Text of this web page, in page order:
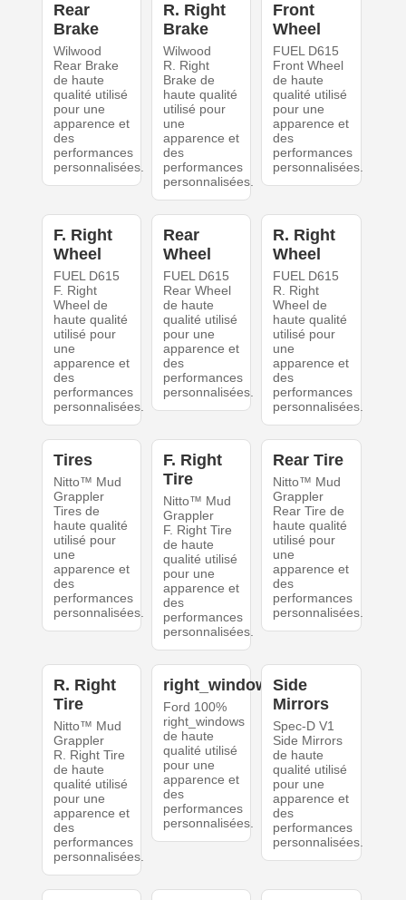
Rear
Brake
Wilwood
Rear Brake
de haute
qualité utilisé
pour une
apparence et
des
performances
personnalisées.
R. Right
Brake
Wilwood
R. Right
Brake de
haute qualité
utilisé pour
une
apparence et
des
performances
personnalisées.
Front
Wheel
FUEL D615
Front Wheel
de haute
qualité utilisé
pour une
apparence et
des
performances
personnalisées.
F. Right
Wheel
FUEL D615
F. Right
Wheel de
haute qualité
utilisé pour
une
apparence et
des
performances
personnalisées.
Rear
Wheel
FUEL D615
Rear Wheel
de haute
qualité utilisé
pour une
apparence et
des
performances
personnalisées.
R. Right
Wheel
FUEL D615
R. Right
Wheel de
haute qualité
utilisé pour
une
apparence et
des
performances
personnalisées.
Tires
Nitto™ Mud
Grappler
Tires de
haute qualité
utilisé pour
une
apparence et
des
performances
personnalisées.
F. Right
Tire
Nitto™ Mud
Grappler
F. Right Tire
de haute
qualité utilisé
pour une
apparence et
des
performances
personnalisées.
Rear Tire
Nitto™ Mud
Grappler
Rear Tire de
haute qualité
utilisé pour
une
apparence et
des
performances
personnalisées.
R. Right
Tire
Nitto™ Mud
Grappler
R. Right Tire
de haute
qualité utilisé
pour une
apparence et
des
performances
personnalisées.
right_windows
Ford 100%
right_windows
de haute
qualité utilisé
pour une
apparence et
des
performances
personnalisées.
Side
Mirrors
Spec-D V1
Side Mirrors
de haute
qualité utilisé
pour une
apparence et
des
performances
personnalisées.